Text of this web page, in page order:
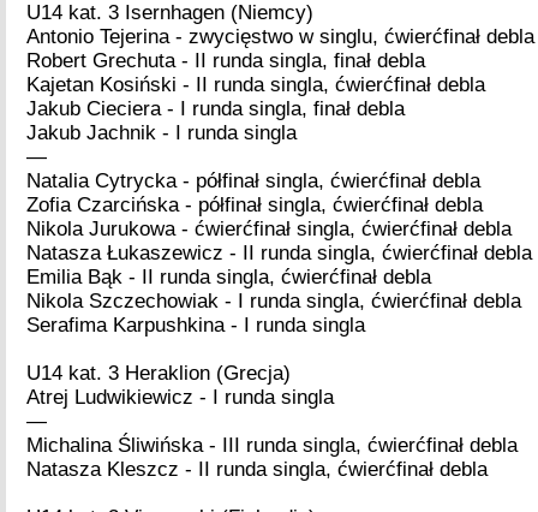
U14 kat. 3 Isernhagen (Niemcy)
Antonio Tejerina - zwycięstwo w singlu, ćwierćfinał debla
Robert Grechuta - II runda singla, finał debla
Kajetan Kosiński - II runda singla, ćwierćfinał debla
Jakub Cieciera - I runda singla, finał debla
Jakub Jachnik - I runda singla
—
Natalia Cytrycka - półfinał singla, ćwierćfinał debla
Zofia Czarcińska - półfinał singla, ćwierćfinał debla
Nikola Jurukowa - ćwierćfinał singla, ćwierćfinał debla
Natasza Łukaszewicz - II runda singla, ćwierćfinał debla
Emilia Bąk - II runda singla, ćwierćfinał debla
Nikola Szczechowiak - I runda singla, ćwierćfinał debla
Serafima Karpushkina - I runda singla
U14 kat. 3 Heraklion (Grecja)
Atrej Ludwikiewicz - I runda singla
—
Michalina Śliwińska - III runda singla, ćwierćfinał debla
Natasza Kleszcz - II runda singla, ćwierćfinał debla